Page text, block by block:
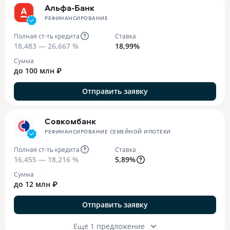
Альфа-Банк
РЕФИНАНСИРОВАНИЕ
Полная ст-ть кредита
18,483 — 26,667 %
Ставка
18,99%
Сумма
до 100 млн ₽
Отправить заявку
Совкомбанк
РЕФИНАНСИРОВАНИЕ СЕМЕЙНОЙ ИПОТЕКИ
Полная ст-ть кредита
16,455 — 18,216 %
Ставка
5,89%
Сумма
до 12 млн ₽
Отправить заявку
Ещё 1 предложение